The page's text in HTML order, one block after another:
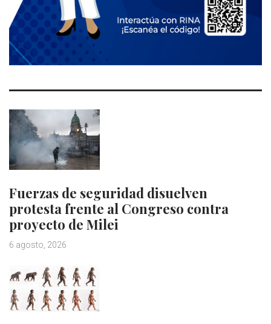
Fuerzas de seguridad disuelven
protesta frente al Congreso contra
proyecto de Milei
6 agosto, 2026